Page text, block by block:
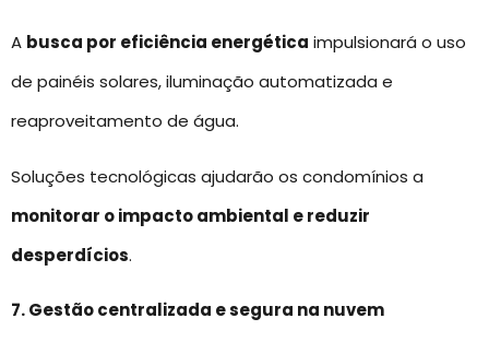
A busca por eficiência energética impulsionará o uso
de painéis solares, iluminação automatizada e
reaproveitamento de água.
Soluções tecnológicas ajudarão os condomínios a
monitorar o impacto ambiental e reduzir
desperdícios.
7. Gestão centralizada e segura na nuvem